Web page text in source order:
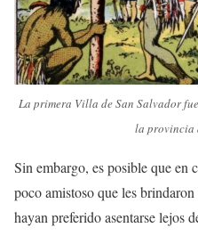
La primera Villa de San Salvador
la provincia
Sin embargo, es posible que en
poco amistoso que les
hayan preferido asentarse lejos